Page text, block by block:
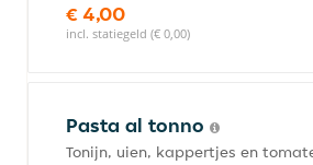
€ 4,00
incl. statiegeld (€ 0,00)
Pasta al tonno
Tonijn, uien, kappertjes en